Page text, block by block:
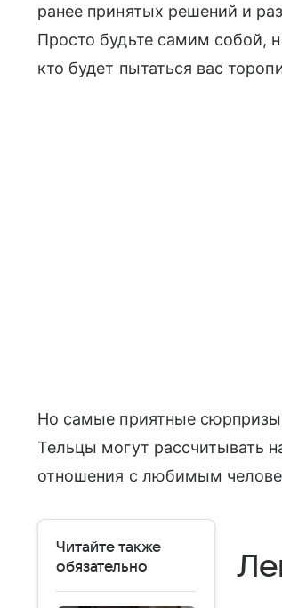
ранее принятых решений и
Просто будьте самим собой,
кто будет пытаться вас
Но самые приятные сюрпризы
Тельцы могут рассчитывать
отношения с любимым
Читайте также
обязательно